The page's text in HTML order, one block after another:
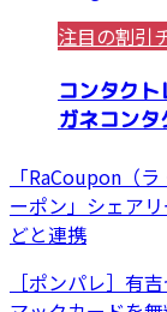
注目の割引
コンタク
ガネコン
「RaCoupon（
ーポン」シェア
どと連携
［ポンパレ］有